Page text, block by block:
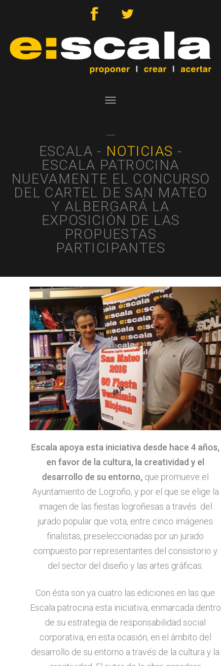
Toggle
ESCALA - NOTICIAS -
ESCALA PATROCINA
NUEVAMENTE EL CONCURSO
DEL CARTEL DE SAN MATEO
Y ALBERGARÁ LA
EXPOSICIÓN DE LAS
PROPUESTAS
PARTICIPANTES
Escala apoya esta iniciativa desde hace 4 años,
en favor de la cultura, la creatividad y el
desarrollo de su entorno, que promueve el
Ayuntamiento de Logroño, y por el que se elige la
imagen de las fiestas logroñesas a través del
jurado popular que vota, entre cinco imágenes
finalistas, preseleccionadas por un jurado
compuesto por representantes del consistorio y
del sector del diseño y las artes gráficas.
Con ésta son ya cuatro las ediciones en las que
Escala patrocina esta iniciativa, enmarcada dentro
de su estrategia de responsabilidad social
corporativa, en esta ocasión, en el ámbito del
desarrollo de su entorno a través de la cultura y la